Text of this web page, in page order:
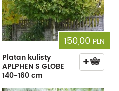
150,00 PLN
Platan kulisty
APLPHEN S GLOBE
140-160 cm